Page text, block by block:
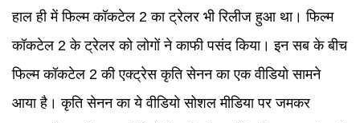
हाल ही में फिल्म कॉकटेल 2 का ट्रेलर भी रिलीज हुआ था। फिल्म
कॉकटेल 2 के ट्रेलर को लोगों ने काफी पसंद किया। इन सब के बीच
फिल्म कॉकटेल 2 की एक्ट्रेस कृति सेनन का एक वीडियो सामने
आया है। कृति सेनन का ये वीडियो सोशल मीडिया पर जमकर